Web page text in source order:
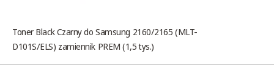
Toner Black Czarny do Samsung 2160/2165 (MLT-
D101S/ELS) zamiennik PREM (1,5 tys.)